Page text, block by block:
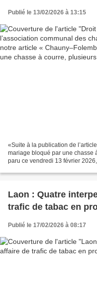
convoi de mariage
Publié le 13/02/2026 à 13:15
«Suite à la publication de
mariage bloqué par une chasse
paru ce vendredi 13 février
Laon : Quatre
trafic de tabac en
Publié le 17/02/2026 à 08:17